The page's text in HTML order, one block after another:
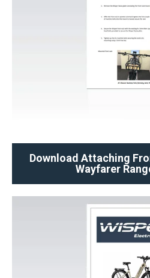
Download Attaching
Wayfarer